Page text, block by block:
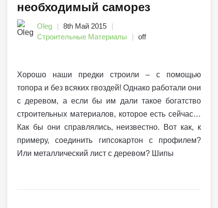
необходимый саморез
Oleg
8th Май 2015
Строительные Материалы
off
Хорошо наши предки строили – с помощью
топора и без всяких гвоздей! Однако работали они
с деревом, а если бы им дали такое богатство
строительных материалов, которое есть сейчас…
Как бы они справлялись, неизвестно. Вот как, к
примеру, соединить гипсокартон с профилем?
Или металлический лист с деревом? Шипы